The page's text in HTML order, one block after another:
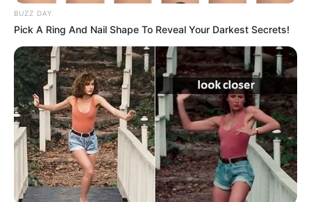
BUZZ DAY
Pick A Ring And Nail Shape To Reveal Your Darkest Secrets!